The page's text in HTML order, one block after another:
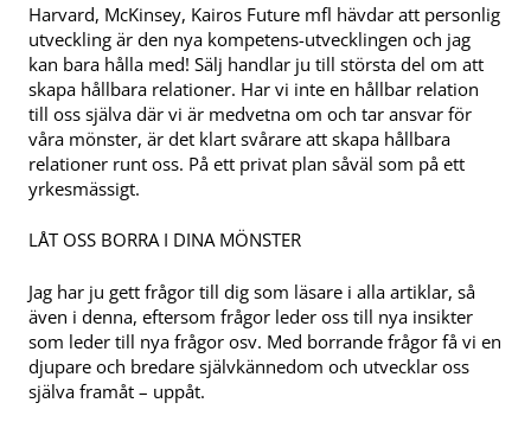
Harvard, McKinsey, Kairos Future mfl hävdar att personlig
utveckling är den nya kompetens-utvecklingen och jag
kan bara hålla med! Sälj handlar ju till största del om att
skapa hållbara relationer. Har vi inte en hållbar relation
till oss själva där vi är medvetna om och tar ansvar för
våra mönster, är det klart svårare att skapa hållbara
relationer runt oss. På ett privat plan såväl som på ett
yrkesmässigt.
LÅT OSS BORRA I DINA MÖNSTER
Jag har ju gett frågor till dig som läsare i alla artiklar, så
även i denna, eftersom frågor leder oss till nya insikter
som leder till nya frågor osv. Med borrande frågor få vi en
djupare och bredare självkännedom och utvecklar oss
själva framåt – uppåt.